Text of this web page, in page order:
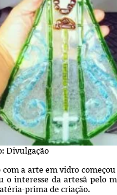
Divulgação
com a arte em vidro
o interesse da artesã pelo
prima de criação.